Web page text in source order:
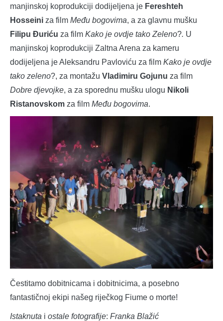
manjinskoj koprodukciji dodijeljena je Fereshteh
Hosseini za film Među bogovima, a za glavnu mušku
Filipu Đuriću za film Kako je ovdje tako Zeleno?. U
manjinskoj koprodukciji Zaltna Arena za kameru
dodijeljena je Aleksandru Pavloviću za film Kako je ovdje
tako zeleno?, za montažu Vladimiru Gojunu za film
Dobre djevojke, a za sporednu mušku ulogu Nikoli
Ristanovskom za film Među bogovima.
Čestitamo dobitnicama i dobitnicima, a posebno
fantastičnoj ekipi našeg riječkog Fiume o morte!
Istaknuta i ostale fotografije: Franka Blažić